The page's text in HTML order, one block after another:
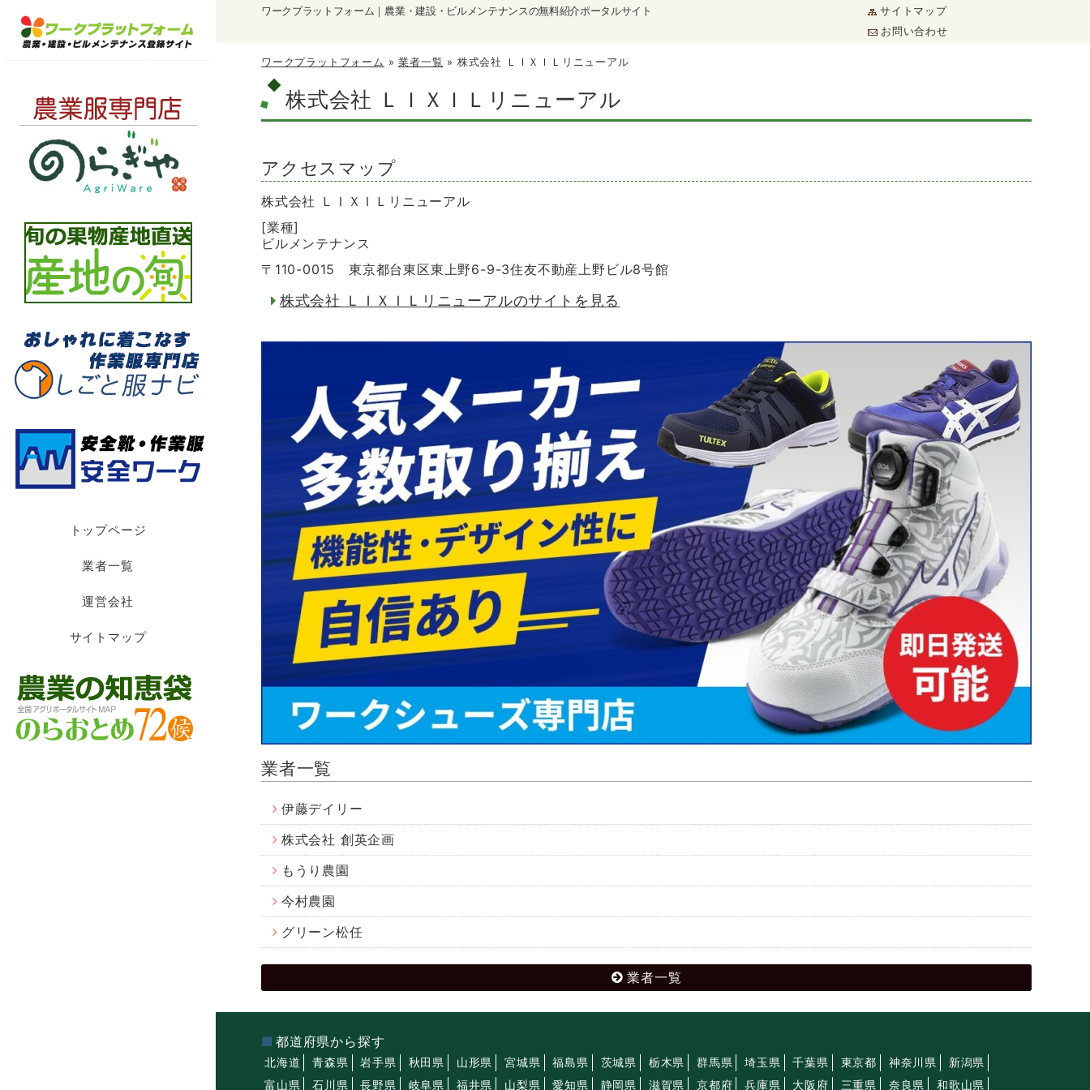
ワークプラットフォーム｜農業・建設・ビルメンテナンスの無料紹介ポータルサイト
サイトマップ
お問い合わせ
トップページ
業者一覧
運営会社
サイトマップ
ワークプラットフォーム »業者一覧 » 株式会社 ＬＩＸＩＬリニューアル
株式会社 ＬＩＸＩＬリニューアル
アクセスマップ
株式会社 ＬＩＸＩＬリニューアル
[業種]
ビルメンテナンス
〒110-0015 東京都台東区東上野6-9-3住友不動産上野ビル8号館
株式会社 ＬＩＸＩＬリニューアルのサイトを見る
業者一覧
伊藤デイリー
株式会社 創英企画
もうり農園
今村農園
グリーン松任
業者一覧
都道府県から探す
北海道 青森県 岩手県 秋田県 山形県 宮城県 福島県 茨城県 栃木県 群馬県 埼玉県 千葉県 東京都 神奈川県
新潟県
富山県
石川県 長野県 岐阜県 福井県 山梨県 愛知県 静岡県 滋賀県 京都府 兵庫県 大阪府 三重県 奈良県 和歌山県